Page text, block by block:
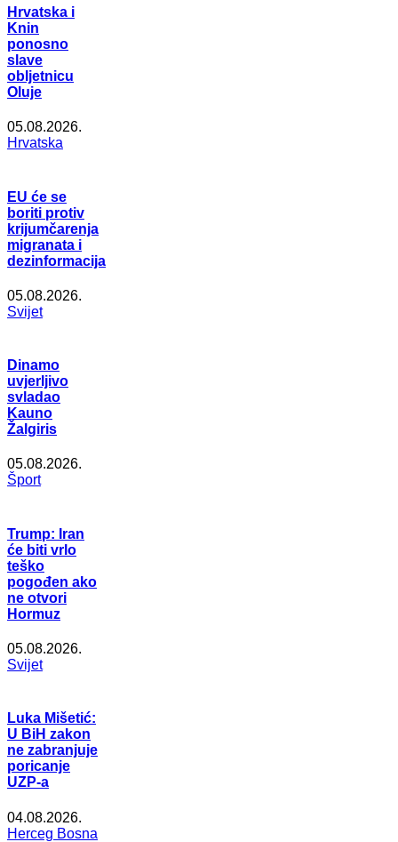
Hrvatska i
Knin
ponosno
slave
obljetnicu
Oluje
05.08.2026.
Hrvatska
EU će se
boriti protiv
krijumčarenja
migranata i
dezinformacija
05.08.2026.
Svijet
Dinamo
uvjerljivo
svladao
Kauno
Žalgiris
05.08.2026.
Šport
Trump: Iran
će biti vrlo
teško
pogođen ako
ne otvori
Hormuz
05.08.2026.
Svijet
Luka Mišetić:
U BiH zakon
ne zabranjuje
poricanje
UZP-a
04.08.2026.
Herceg Bosna